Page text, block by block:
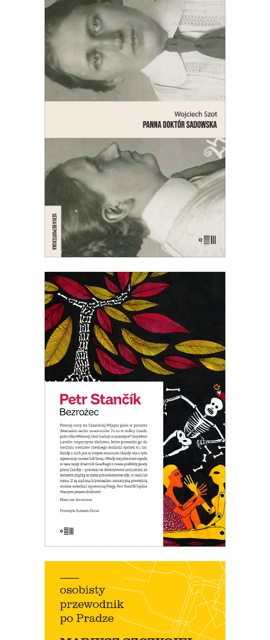
[EBOOK] PANNA DOKTÓR
SADOWSKA
Opowieść o lekarce, naukowczyni,
działaczce społecznej, feministce,
patriotce, automobilistce,
przedsiębiorczyni, lesbijce – bohaterce
jednego z najgłośniejszych skandali
obyczajowych międzywojennej
Warszawy.PREMIERA 7 SIERPNIA
42.00 21.00zł
E-BOOK DO KOSZYKA
[EBOOK] BEZROŻEC
Szalony kryminał z zabawnymi wątkami
erotycznymi, a jednocześnie
przewodnik po tajemniczych miejscach
Pragi. Parodia powieści
PREMIERA 17 CZERWCA
39.00zł 19.50zł
E-BOOK DO KOSZYKA
[EBOOK] OSOBISTY
PRZEWODNIK PO PRADZE wyd.
2020